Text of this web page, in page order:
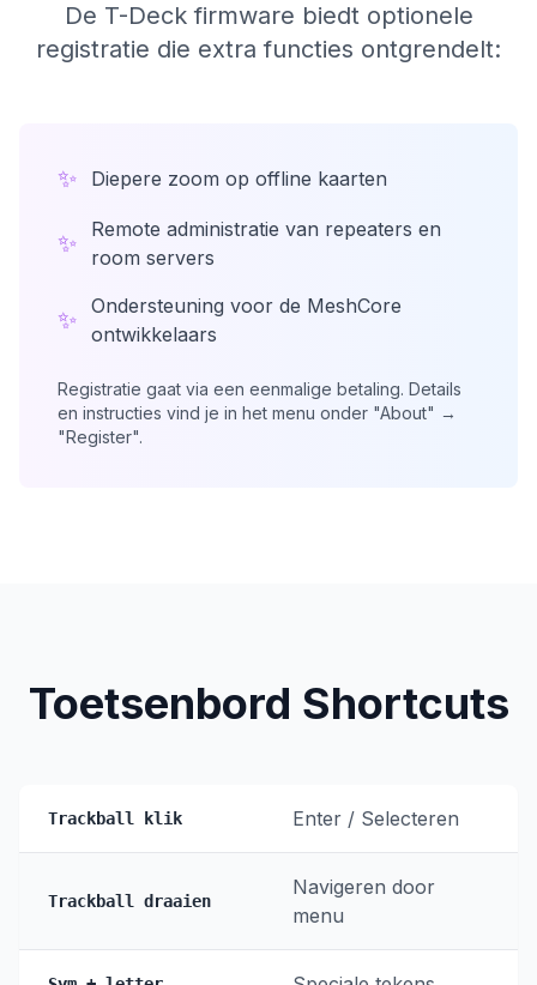
De T-Deck firmware biedt optionele
registratie die extra functies ontgrendelt:
✨ Diepere zoom op offline kaarten
✨
Remote administratie van repeaters en
room servers
✨ Ondersteuning voor de MeshCore
ontwikkelaars
Registratie gaat via een eenmalige betaling. Details
en instructies vind je in het menu onder "About" →
"Register".
Toetsenbord Shortcuts
Trackball klik Enter / Selecteren
Trackball draaien
Navigeren door
menu